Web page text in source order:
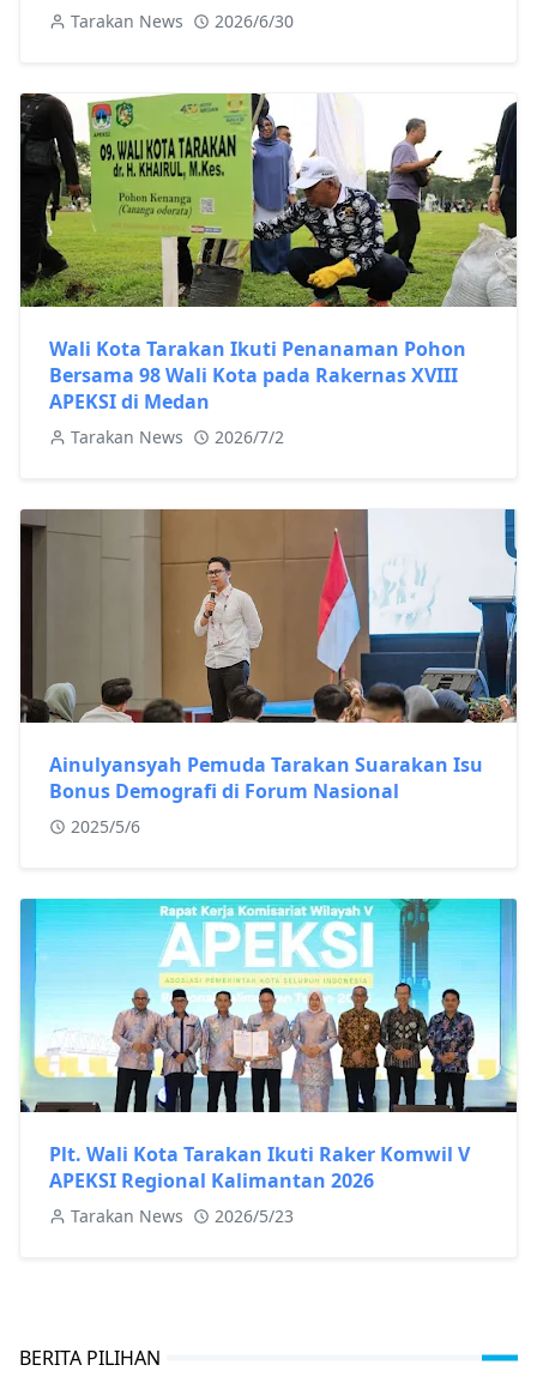
Tarakan News 2026/6/30
Wali Kota Tarakan Ikuti Penanaman Pohon
Bersama 98 Wali Kota pada Rakernas XVIII
APEKSI di Medan
Tarakan News 2026/7/2
Ainulyansyah Pemuda Tarakan Suarakan Isu
Bonus Demografi di Forum Nasional
2025/5/6
Plt. Wali Kota Tarakan Ikuti Raker Komwil V
APEKSI Regional Kalimantan 2026
Tarakan News 2026/5/23
BERITA PILIHAN